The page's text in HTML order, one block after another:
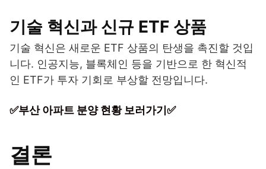
기술 혁신과 신규 ETF 상품
기술 혁신은 새로운 ETF 상품의 탄생을 촉진할 것입
니다. 인공지능, 블록체인 등을 기반으로 한 혁신적
인 ETF가 투자 기회로 부상할 전망입니다.
✅부산 아파트 분양 현황 보러가기✅
결론